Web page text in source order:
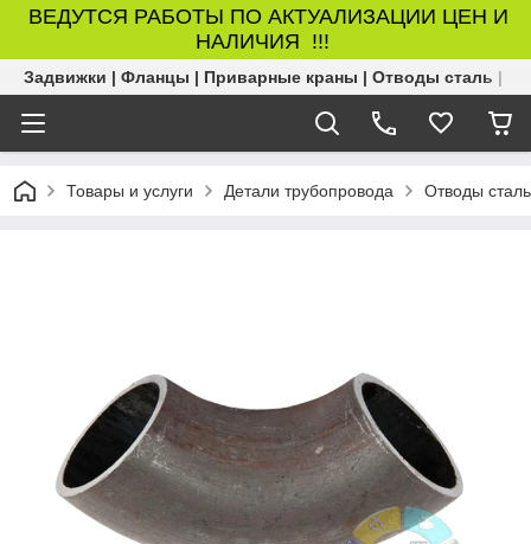
ВЕДУТСЯ РАБОТЫ ПО АКТУАЛИЗАЦИИ ЦЕН И
НАЛИЧИЯ !!!
Задвижки | Фланцы | Приварные краны | Отводы сталь |
Товары и услуги Детали трубопровода Отводы